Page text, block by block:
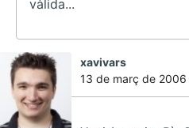
vàlida...
xavivarsha
dit:
13 de març de 2006